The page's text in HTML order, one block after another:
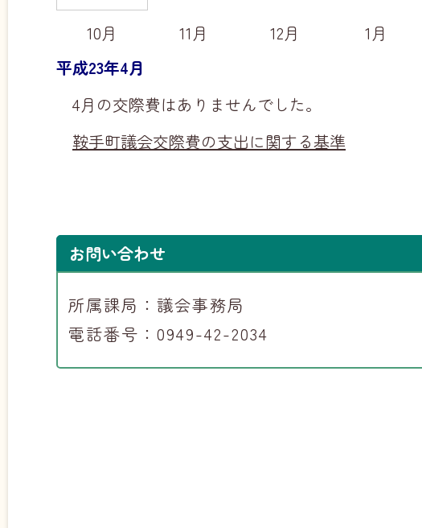
10月 11月 12月 1月
平成23年4月
4月の交際費はありませんでした。
鞍手町議会交際費の支出に関する基準
お問い合わせ
所属課局：議会事務局
電話番号：0949-42-2034